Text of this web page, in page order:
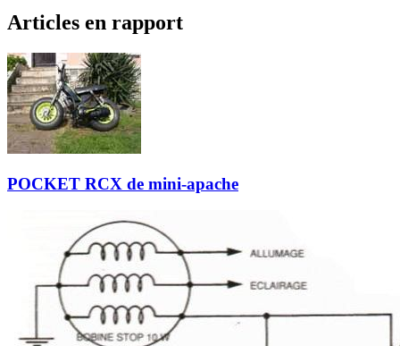
Articles en rapport
POCKET RCX de mini-apache